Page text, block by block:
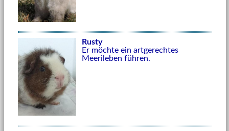
Rusty
Er möchte ein artgerechtes
Meerileben führen.